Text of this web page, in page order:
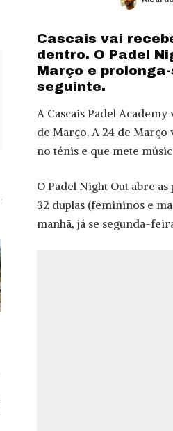
Posted
Cascais vai
dentro. O Padel
Março e
seguinte.
A Cascais Padel
de Março. A 24 de
no ténis e que mete
O Padel Night Out abre
32 duplas (femininos e
manhã, já se segunda-